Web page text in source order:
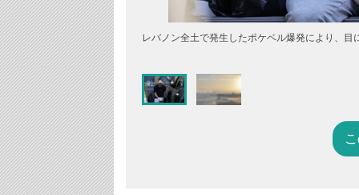
レバノン全土で発生したポケベル爆発により、